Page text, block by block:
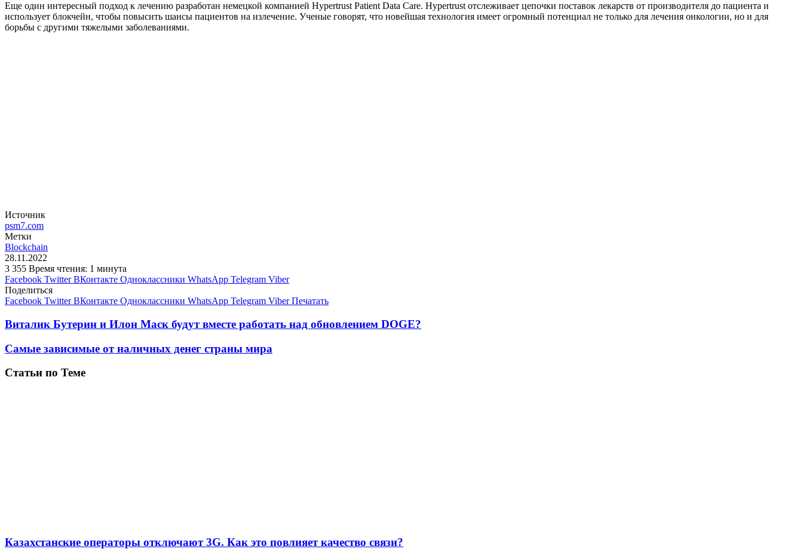
Еще один интересный подход к лечению разработан немецкой компанией Hypertrust Patient Data Care. Hypertrust отслеживает цепочки поставок лекарств от производителя до пациента и
использует блокчейн, чтобы повысить шансы пациентов на излечение. Ученые говорят, что новейшая технология имеет огромный потенциал не только для лечения онкологии, но и для
борьбы с другими тяжелыми заболеваниями.
Источник
psm7.com
Метки
Blockchain
28.11.2022
3 355 Время чтения: 1 минута
Facebook Twitter ВКонтакте Одноклассники WhatsApp Telegram Viber
Поделиться
Facebook Twitter ВКонтакте Одноклассники WhatsApp Telegram Viber Печатать
Виталик Бутерин и Илон Маск будут вместе работать над обновлением DOGE?
Самые зависимые от наличных денег страны мира
Статьи по Теме
Казахстанские операторы отключают 3G. Как это повлияет качество связи?